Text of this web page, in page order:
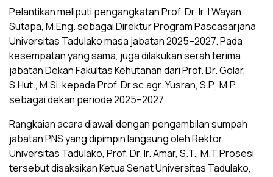
Pelantikan meliputi pengangkatan Prof. Dr. Ir. I Wayan
Sutapa, M.Eng. sebagai Direktur Program Pascasarjana
Universitas Tadulako masa jabatan 2025–2027. Pada
kesempatan yang sama, juga dilakukan serah terima
jabatan Dekan Fakultas Kehutanan dari Prof. Dr. Golar,
S.Hut., M.Si. kepada Prof. Dr.sc.agr. Yusran, S.P., M.P.
sebagai dekan periode 2025–2027.
Rangkaian acara diawali dengan pengambilan sumpah
jabatan PNS yang dipimpin langsung oleh Rektor
Universitas Tadulako, Prof. Dr. Ir. Amar, S.T., M.T Prosesi
tersebut disaksikan Ketua Senat Universitas Tadulako,